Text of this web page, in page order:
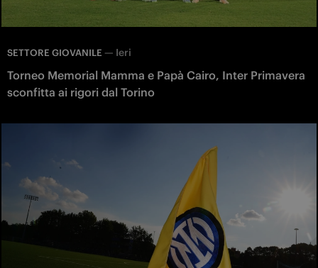
SETTORE GIOVANILE — Ieri
Torneo Memorial Mamma e Papà Cairo, Inter Primavera
sconfitta ai rigori dal Torino